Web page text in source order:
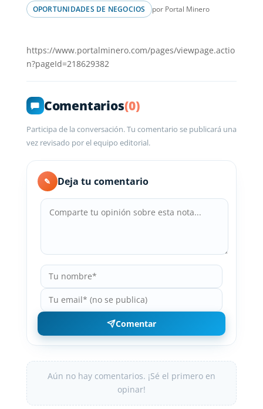
OPORTUNIDADES DE NEGOCIOS
por Portal Minero
https://www.portalminero.com/pages/viewpage.actio
n?pageId=218629382
Comentarios(0)
Participa de la conversación. Tu comentario se publicará una
vez revisado por el equipo editorial.
✎ Deja tu comentario
Comentar
Aún no hay comentarios. ¡Sé el primero en
opinar!